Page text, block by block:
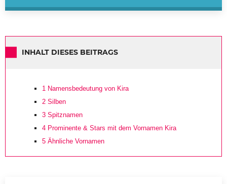
INHALT DIESES BEITRAGS
1 Namensbedeutung von Kira
2 Silben
3 Spitznamen
4 Prominente & Stars mit dem Vornamen Kira
5 Ähnliche Vornamen